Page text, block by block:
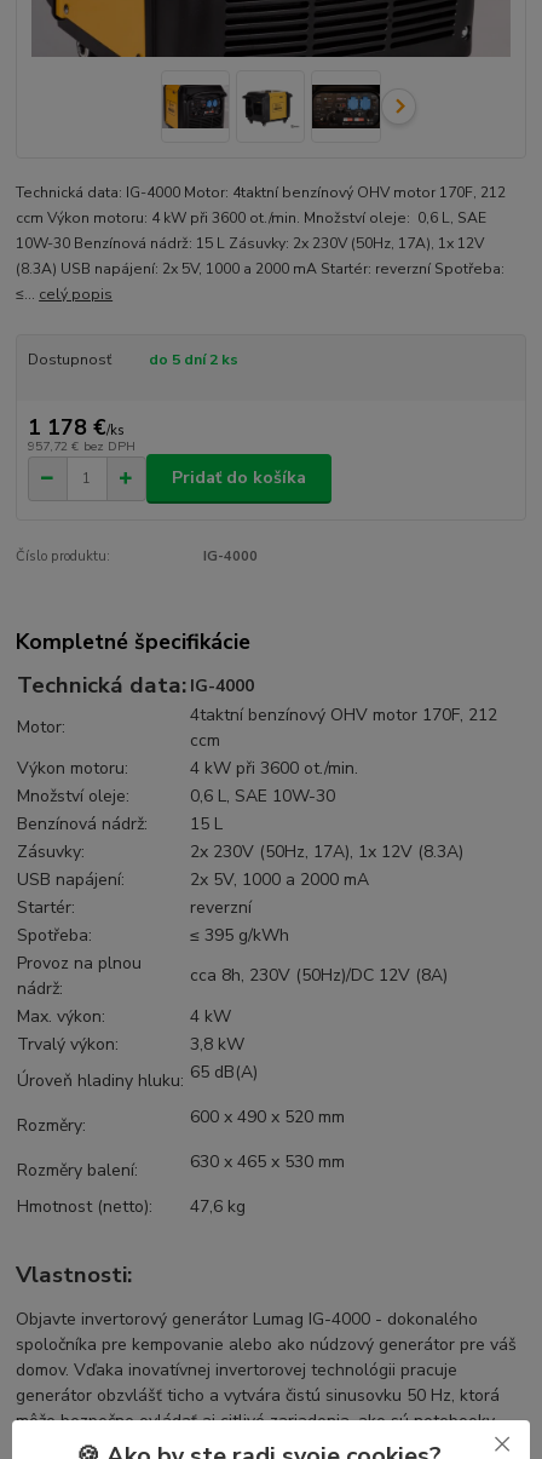
Technická data: IG-4000 Motor: 4taktní benzínový OHV motor 170F, 212
ccm Výkon motoru: 4 kW při 3600 ot./min. Množství oleje: 0,6 L, SAE
10W-30 Benzínová nádrž: 15 L Zásuvky: 2x 230V (50Hz, 17A), 1x 12V
(8.3A) USB napájení: 2x 5V, 1000 a 2000 mA Startér: reverzní Spotřeba:
≤... celý popis
Dostupnosť do 5 dní 2 ks
1 178 €/ks
957,72 € bez DPH
Pridať do košíka
Číslo produktu: IG-4000
Kompletné špecifikácie
Technická data: IG-4000
Motor:
4taktní benzínový OHV motor 170F, 212
ccm
Výkon motoru:
4 kW při 3600 ot./min.
Množství oleje:
0,6 L, SAE 10W-30
Benzínová nádrž:
15 L
Zásuvky:
2x 230V (50Hz, 17A), 1x 12V (8.3A)
USB napájení:
2x 5V, 1000 a 2000 mA
Startér:
reverzní
Spotřeba:
≤ 395 g/kWh
Provoz na plnou
nádrž:
cca 8h, 230V (50Hz)/DC 12V (8A)
Max. výkon:
4 kW
Trvalý výkon:
3,8 kW
Úroveň hladiny hluku: 65 dB(A)
Rozměry: 600 x 490 x 520 mm
Rozměry balení:
630 x 465 x 530 mm
Hmotnost (netto):
47,6 kg
Vlastnosti:
Objavte invertorový generátor Lumag IG-4000 - dokonalého
spoločníka pre kempovanie alebo ako núdzový generátor pre váš
domov. Vďaka inovatívnej invertorovej technológii pracuje
generátor obzvlášť ticho a vytvára čistú sinusovku 50 Hz, ktorá
môže bezpečne ovládať aj citlivé zariadenia, ako sú notebooky,
vykurovacie telesá alebo televízory. S výstupným výkonom 4,0 kW